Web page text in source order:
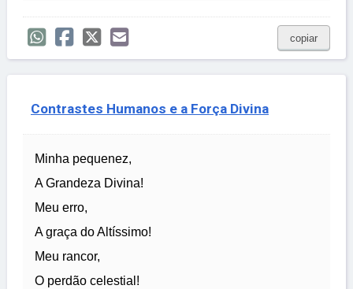
copiar
Contrastes Humanos e a Força Divina
Minha pequenez,
A Grandeza Divina!
Meu erro,
A graça do Altíssimo!
Meu rancor,
O perdão celestial!